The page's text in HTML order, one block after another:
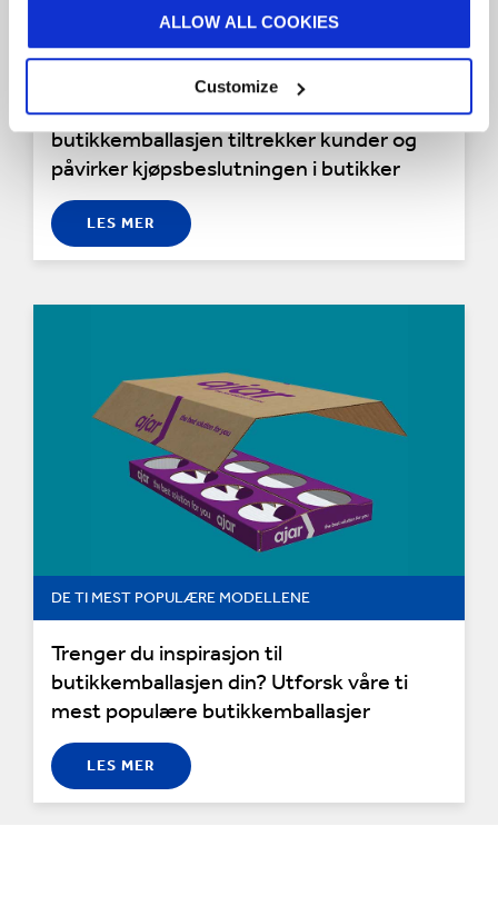
ALLOW ALL COOKIES
Customize
FORDELENE MED BUTIKKEMBALLASJE
Finn ut hvordan den riktige
butikkemballasjen tiltrekker kunder og
påvirker kjøpsbeslutningen i butikker
LES MER
DE TI MEST POPULÆRE MODELLENE
Trenger du inspirasjon til
butikkemballasjen din? Utforsk våre ti
mest populære butikkemballasjer
LES MER